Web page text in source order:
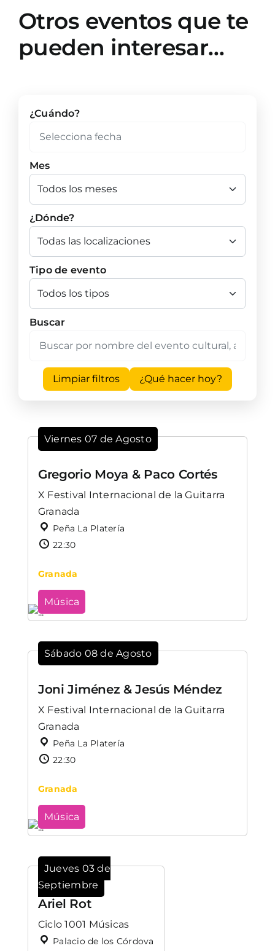
Otros eventos que te
pueden interesar…
¿Cuándo?
Mes
¿Dónde?
Tipo de evento
Buscar
Limpiar filtros ¿Qué hacer hoy?
Viernes 07 de Agosto
Gregorio Moya & Paco Cortés
X Festival Internacional de la Guitarra
Granada
Peña La Platería
22:30
Granada
Música
Sábado 08 de Agosto
Joni Jiménez & Jesús Méndez
X Festival Internacional de la Guitarra
Granada
Peña La Platería
22:30
Granada
Música
Jueves 03 de
Septiembre
Ariel Rot
Ciclo 1001 Músicas
Palacio de los Córdova